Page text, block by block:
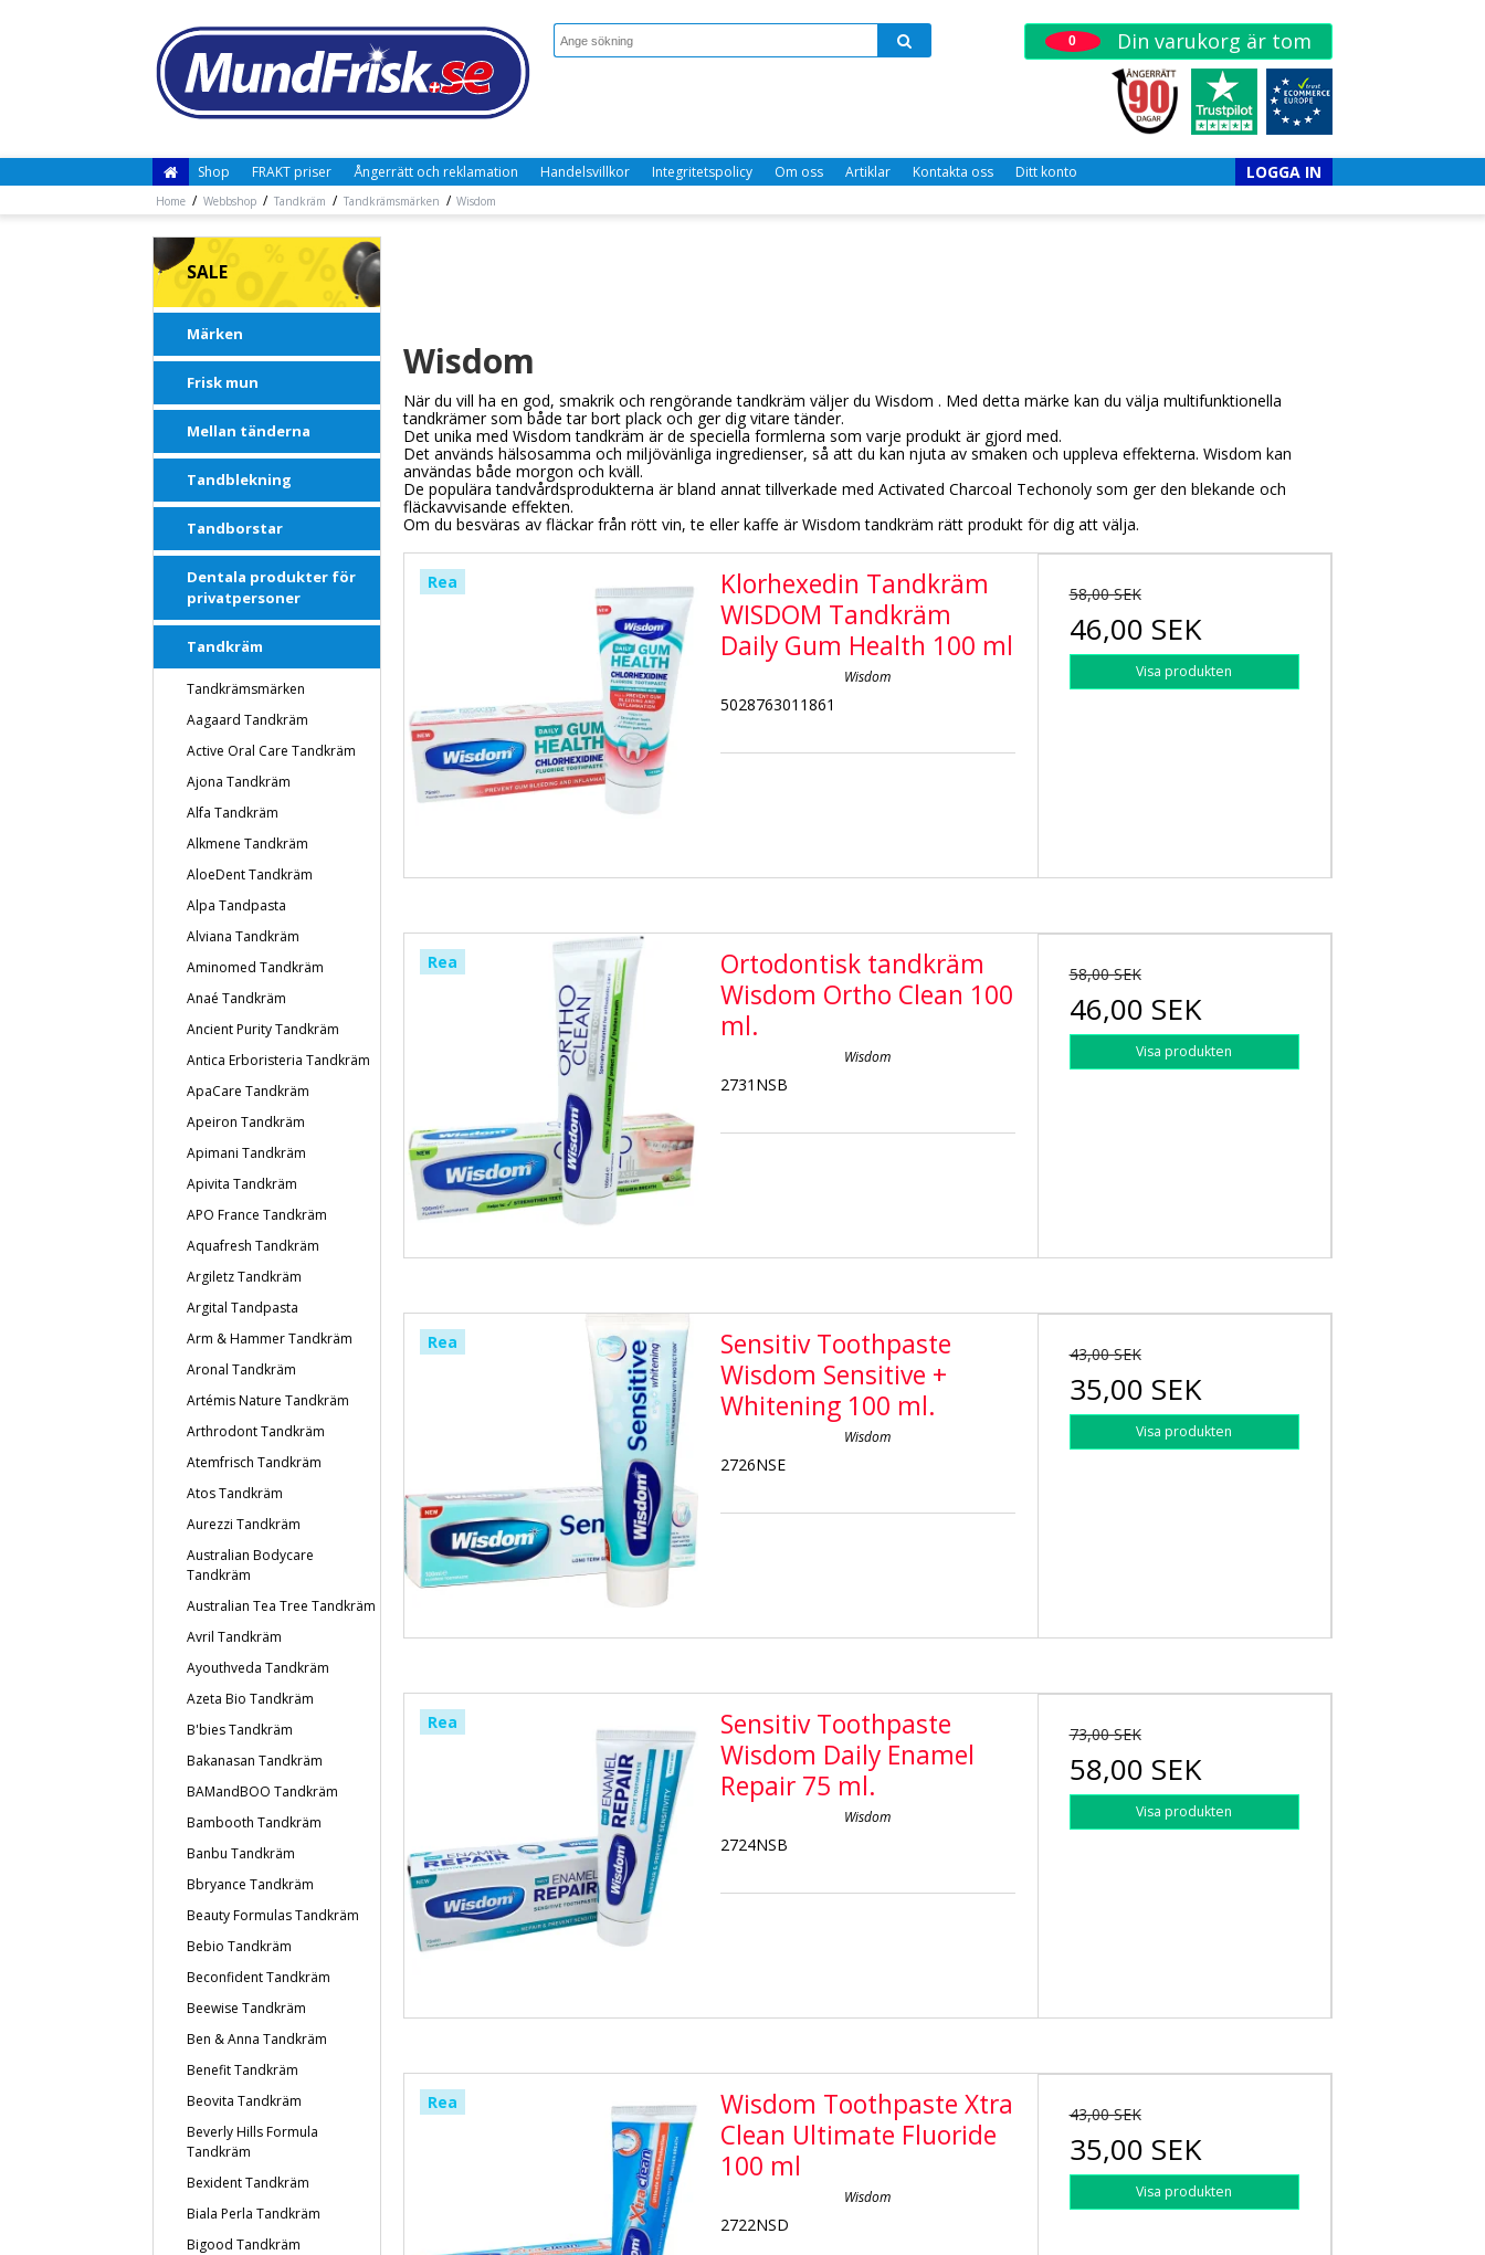
0 Din varukorg är tom
Shop FRAKT priser Ångerrätt och reklamation Handelsvillkor Integritetspolicy Om oss Artiklar Kontakta oss Ditt konto LOGGA IN
Home / Webbshop / Tandkräm / Tandkrämsmärken / Wisdom
SALE
Märken
Frisk mun
Mellan tänderna
Tandblekning
Tandborstar
Dentala produkter för
privatpersoner
Tandkräm
Tandkrämsmärken
Aagaard Tandkräm
Active Oral Care Tandkräm
Ajona Tandkräm
Alfa Tandkräm
Alkmene Tandkräm
AloeDent Tandkräm
Alpa Tandpasta
Alviana Tandkräm
Aminomed Tandkräm
Anaé Tandkräm
Ancient Purity Tandkräm
Antica Erboristeria Tandkräm
ApaCare Tandkräm
Apeiron Tandkräm
Apimani Tandkräm
Apivita Tandkräm
APO France Tandkräm
Aquafresh Tandkräm
Argiletz Tandkräm
Argital Tandpasta
Arm & Hammer Tandkräm
Aronal Tandkräm
Artémis Nature Tandkräm
Arthrodont Tandkräm
Atemfrisch Tandkräm
Atos Tandkräm
Aurezzi Tandkräm
Australian Bodycare
Tandkräm
Australian Tea Tree Tandkräm
Avril Tandkräm
Ayouthveda Tandkräm
Azeta Bio Tandkräm
B'bies Tandkräm
Bakanasan Tandkräm
BAMandBOO Tandkräm
Bambooth Tandkräm
Banbu Tandkräm
Bbryance Tandkräm
Beauty Formulas Tandkräm
Bebio Tandkräm
Beconfident Tandkräm
Beewise Tandkräm
Ben & Anna Tandkräm
Benefit Tandkräm
Beovita Tandkräm
Beverly Hills Formula
Tandkräm
Bexident Tandkräm
Biala Perla Tandkräm
Bigood Tandkräm
Wisdom
När du vill ha en god, smakrik och rengörande tandkräm väljer du Wisdom . Med detta märke kan du välja multifunktionella
tandkrämer som både tar bort plack och ger dig vitare tänder.
Det unika med Wisdom tandkräm är de speciella formlerna som varje produkt är gjord med.
Det används hälsosamma och miljövänliga ingredienser, så att du kan njuta av smaken och uppleva effekterna. Wisdom kan
användas både morgon och kväll.
De populära tandvårdsprodukterna är bland annat tillverkade med Activated Charcoal Techonoly som ger den blekande och
fläckavvisande effekten.
Om du besväras av fläckar från rött vin, te eller kaffe är Wisdom tandkräm rätt produkt för dig att välja.
Rea
Klorhexedin Tandkräm
WISDOM Tandkräm
Daily Gum Health 100 ml
Wisdom
5028763011861
58,00 SEK
46,00 SEK
Visa produkten
Rea
Ortodontisk tandkräm
Wisdom Ortho Clean 100
ml.
Wisdom
2731NSB
58,00 SEK
46,00 SEK
Visa produkten
Rea
Sensitiv Toothpaste
Wisdom Sensitive +
Whitening 100 ml.
Wisdom
2726NSE
43,00 SEK
35,00 SEK
Visa produkten
Rea
Sensitiv Toothpaste
Wisdom Daily Enamel
Repair 75 ml.
Wisdom
2724NSB
73,00 SEK
58,00 SEK
Visa produkten
Rea
Wisdom Toothpaste Xtra
Clean Ultimate Fluoride
100 ml
Wisdom
2722NSD
43,00 SEK
35,00 SEK
Visa produkten